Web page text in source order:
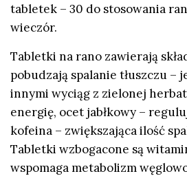
tabletek – 30 do stosowania
wieczór.
Tabletki na rano zawierają
pobudzają spalanie tłuszczu –
innymi wyciąg z zielonej
energię, ocet jabłkowy –
kofeina – zwiększająca ilość
Tabletki wzbogacone są
wspomaga metabolizm